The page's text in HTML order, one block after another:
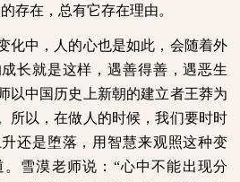
存在，总有它存在理由。
化中，人的心也是如此，会随着外
长就是这样，遇善得善，遇恶生
以中国历史上新朝的建立者王莽为
所以，在做人的时候，我们要时时
还是堕落，用智慧来观照这种变
雪漠老师说：“心中不能出现分